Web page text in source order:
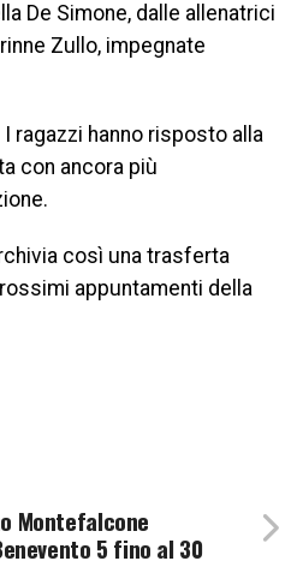
De Simone, dalle allenatrici
Zullo, impegnate
ragazzi hanno risposto alla
con ancora più
così una trasferta
appuntamenti della
Montefalcone
5 fino al 30